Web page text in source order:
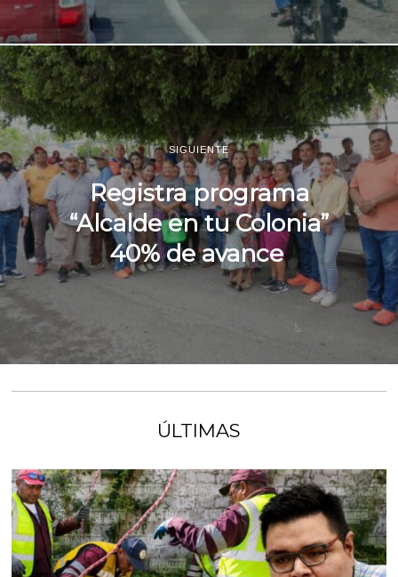
SIGUIENTE
Registra programa
“Alcalde en tu Colonia”
40% de avance
ÚLTIMAS